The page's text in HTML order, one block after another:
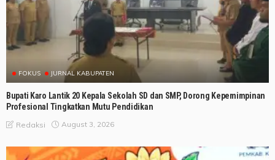
FOKUS JURNAL KABUPATEN
Bupati Karo Lantik 20 Kepala Sekolah SD dan SMP, Dorong Kepemimpinan
Profesional Tingkatkan Mutu Pendidikan
Redaksi August 3, 2026